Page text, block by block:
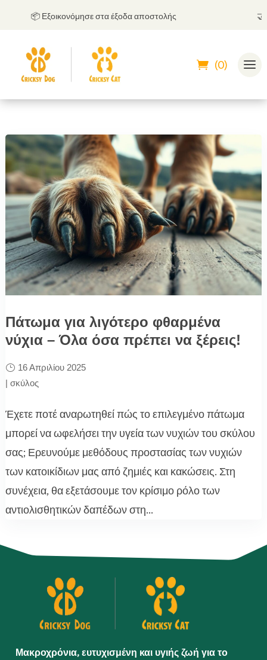
📦 Εξοικονόμησε στα έξοδα αποστολής
(0)
Πάτωμα για λιγότερο φθαρμένα
νύχια – Όλα όσα πρέπει να ξέρεις!
16 Απριλίου 2025
| σκύλος
Έχετε ποτέ αναρωτηθεί πώς το επιλεγμένο πάτωμα
μπορεί να ωφελήσει την υγεία των νυχιών του σκύλου
σας; Ερευνούμε μεθόδους προστασίας των νυχιών
των κατοικίδιων μας από ζημιές και κακώσεις. Στη
συνέχεια, θα εξετάσουμε τον κρίσιμο ρόλο των
αντιολισθητικών δαπέδων στη...
Μακροχρόνια, ευτυχισμένη και υγιής ζωή για το